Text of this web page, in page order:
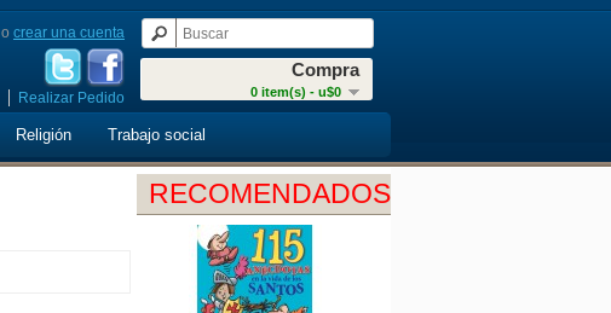
Compra
0 item(s) - u$0
o crear una cuenta
Realizar Pedido
Religión Trabajo social
RECOMENDADOS